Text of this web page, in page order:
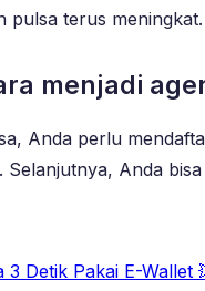
terus
menjadi
Anda perlu
Anda
3 Detik Pakai E-Wallet